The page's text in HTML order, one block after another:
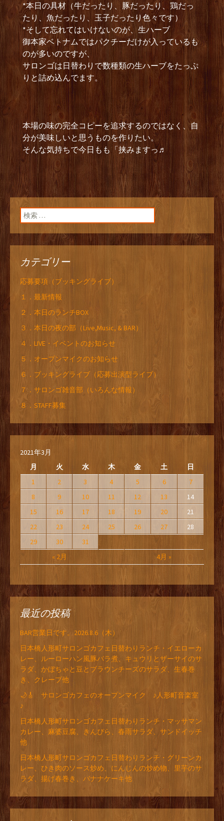
*本日の具材（牛だったり、豚だったり、鶏だっ
たり、魚だったり、玉子だったり色々です）
*そして忘れてはいけないのが、生ハーブ
御本家ベトナムではパクチーだけが入っているも
のが多いのですが、
サロンゴは日替わりで数種類の生ハーブをたっぷ
りと詰め込んでます。
本場の味の完全コピーを追求するのではなく、自
分が美味しいと思うものを作りたい。
そんな気持ちで今日もも「挟みますっ♬
検索:
カテゴリー
応募要項（ブッキングライブ）
１．最新情報
２．本日のランチBOX
３．本日の夜の部（Live,Music, & BAR）
４．LIVE・イベントのお知らせ
５．オープンマイクのお知らせ
６．ブッキングライブ（応募出演型ライブ）
７．サロンゴ雑音部（いろんな情報）
８．STAFF募集
2021年3月
月
火 水 木 金 土 日
« 2月 4月 »
1 2 3 4 5 6
7
8
9 10 11 12 13
14
15
16 17 18 19 20
21
22
23 24 25 26 27
28
29
30 31
最近の投稿
BAR営業日です。2026.8.6（木）
日本橋人形町サロンゴカフェ日替わりランチ・イエローカ
レー、ルーローハン風豚バラ煮、キュウリとザーサイのサ
ラダ、かぼちゃと豆とブラウンチーズのサラダ、生春巻
き、クレープ他
🌙🎸 サロンゴカフェのオープンマイク ♪人形町音楽室
♪
日本橋人形町サロンゴカフェ日替わりランチ・マッサマン
カレー、麻婆豆腐、きんぴら、春雨サラダ、サンドイッチ
他
日本橋人形町サロンゴカフェ日替わりランチ・グリーンカ
レー、ひき肉のソース炒め、にんじんの炒め物、里芋のサ
ラダ、揚げ春巻き、バナナケーキ他